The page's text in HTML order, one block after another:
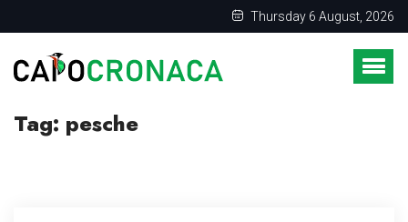
Thursday 6 August, 2026
Tag: pesche